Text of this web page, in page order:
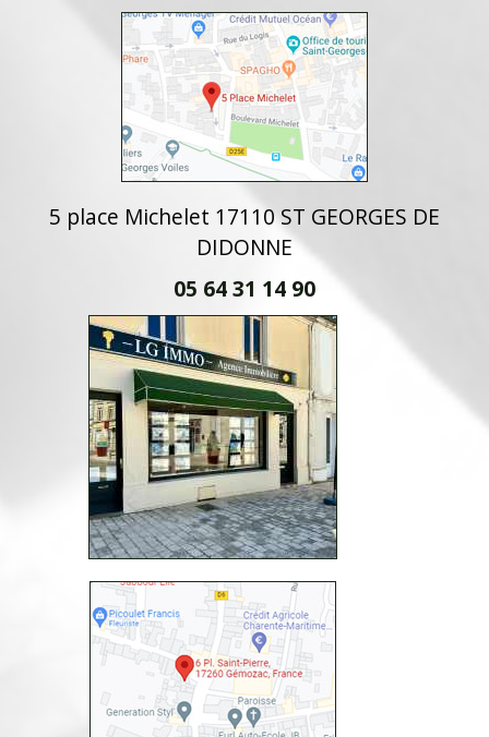
5 place Michelet 17110 ST GEORGES DE
DIDONNE
05 64 31 14 90